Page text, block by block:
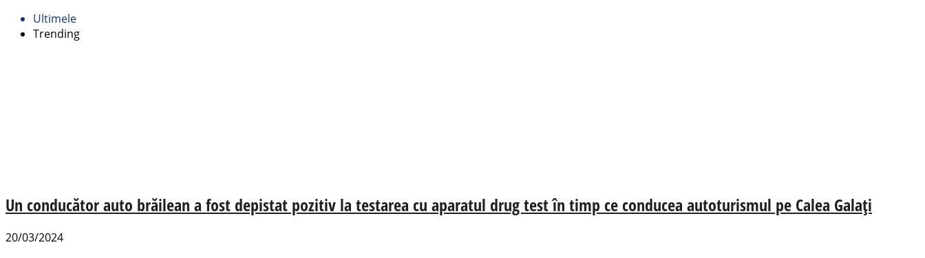
Ultimele
Trending
Un conducător auto brăilean a fost depistat pozitiv la testarea cu aparatul drug test în timp ce conducea autoturismul pe Calea Galați
20/03/2024